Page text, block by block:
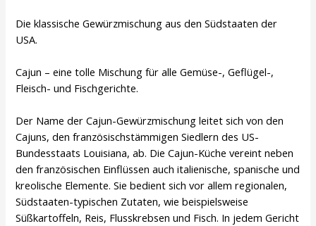
Die klassische Gewürzmischung aus den Südstaaten der
USA.
Cajun – eine tolle Mischung für alle Gemüse-, Geflügel-,
Fleisch- und Fischgerichte.
Der Name der Cajun-Gewürzmischung leitet sich von den
Cajuns, den französischstämmigen Siedlern des US-
Bundesstaats Louisiana, ab. Die Cajun-Küche vereint neben
den französischen Einflüssen auch italienische, spanische und
kreolische Elemente. Sie bedient sich vor allem regionalen,
Südstaaten-typischen Zutaten, wie beispielsweise
Süßkartoffeln, Reis, Flusskrebsen und Fisch. In jedem Gericht